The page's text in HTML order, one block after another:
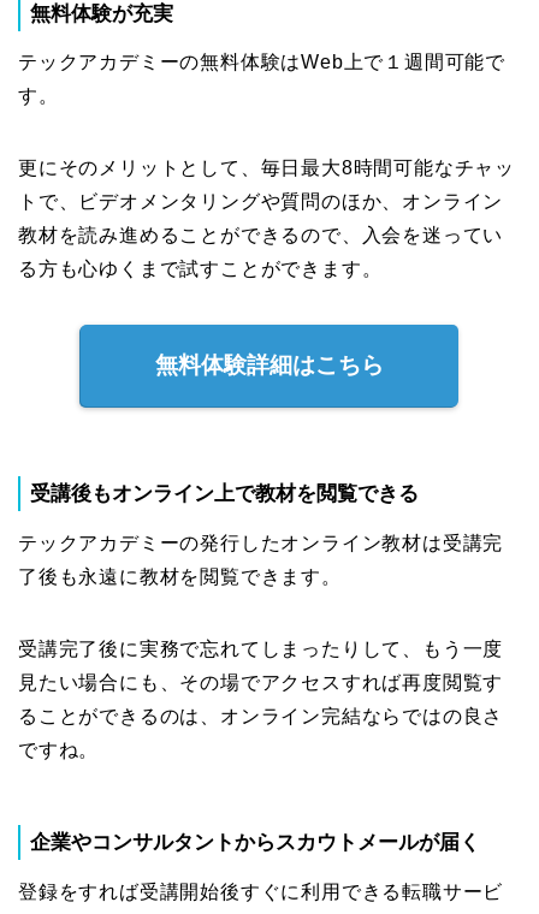
無料体験が充実
テックアカデミーの無料体験はWeb上で１週間可能で
す。
更にそのメリットとして、毎日最大8時間可能なチャッ
トで、ビデオメンタリングや質問のほか、オンライン
教材を読み進めることができるので、入会を迷ってい
る方も心ゆくまで試すことができます。
無料体験詳細はこちら
受講後もオンライン上で教材を閲覧できる
テックアカデミーの発行したオンライン教材は受講完
了後も永遠に教材を閲覧できます。
受講完了後に実務で忘れてしまったりして、もう一度
見たい場合にも、その場でアクセスすれば再度閲覧す
ることができるのは、オンライン完結ならではの良さ
ですね。
企業やコンサルタントからスカウトメールが届く
登録をすれば受講開始後すぐに利用できる転職サービ